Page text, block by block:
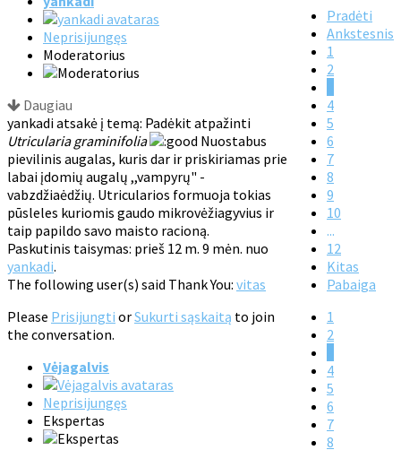
Pradėti
Ankstesnis
1
2
4
5
6
7
8
9
10
...
12
Kitas
Pabaiga
1
2
4
5
6
7
8
Neprisijungęs
Moderatorius
Daugiau
yankadi atsakė į temą: Padėkit atpažinti
Utricularia graminifolia
Nuostabus
pievilinis augalas, kuris dar ir priskiriamas prie
labai įdomių augalų ,,vampyrų" -
vabzdžiaėdžių. Utricularios formuoja tokias
pūsleles kuriomis gaudo mikrovėžiagyvius ir
taip papildo savo maisto racioną.
Paskutinis taisymas: prieš 12 m. 9 mėn. nuo
yankadi.
The following user(s) said Thank You: vitas
Please Prisijungti orSukurti sąskaitą to join
the conversation.
Vėjagalvis
Neprisijungęs
Ekspertas